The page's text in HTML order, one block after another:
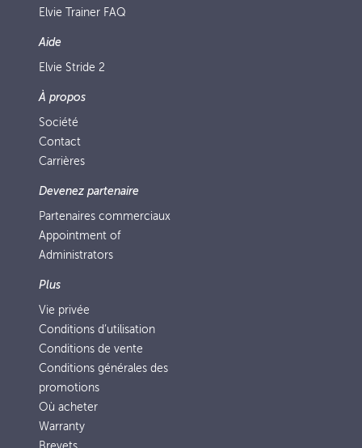
Elvie Trainer FAQ
Aide
Elvie Stride 2
À propos
Société
Contact
Carrières
Devenez partenaire
Partenaires commerciaux
Appointment of
Administrators
Plus
Vie privée
Conditions d’utilisation
Conditions de vente
Conditions générales des
promotions
Où acheter
Warranty